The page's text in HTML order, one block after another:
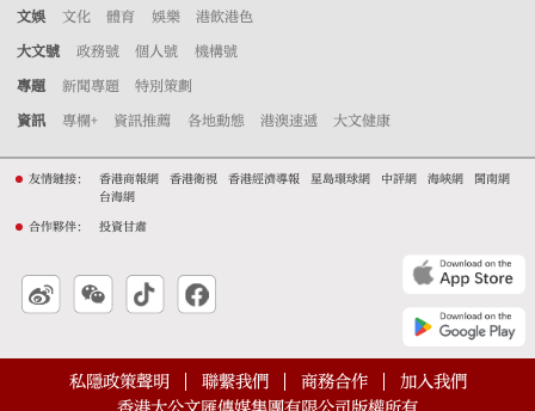
文娛 文化 體育 娛樂 港飲港色
大文號 政務號 個人號 機構號
專題 新聞專題 特別策劃
資訊 專欄+ 資訊推薦 各地動態 港澳速遞 大文健康
友情鏈接： 香港商報網 香港衛視 香港經濟導報 星島環球網 中評網 海峽網
閩南網
台海網
合作夥伴： 投資甘肅
私隱政策聲明 聯繫我們 商務合作
加入我們